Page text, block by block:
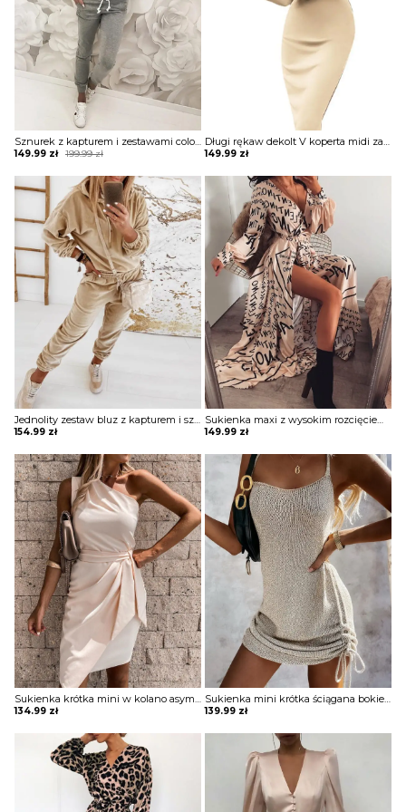
BLUZY
BUTY
SWETRY
BIELIZNA
199.99zł
Original
was:
199.99 zł.
149.99 zł
Current
is:
149.99 zł.
149.99 zł
Jednolity zestaw bluz z kapturem i sznurkiem długim rękawem komplet Nicolea
154.99 zł
Sukienka maxi z wysokim rozcięciem i nadrukiem w literę Antonine
149.99 zł
134.99 zł 139.99 zł